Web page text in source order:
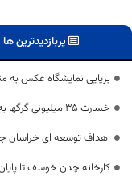
پربازدیدترین ها
برپایی نمایشگاه عکس
خسارت 35 میلیونی گرگها به دامداران در روستای سریجان شهرستان درمیان
اهداف توسعه ای خراسان
کارخانه چدن خوسف تا